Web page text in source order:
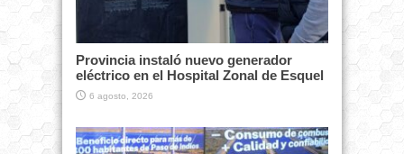
Provincia instaló nuevo generador
eléctrico en el Hospital Zonal de Esquel
6 agosto, 2026